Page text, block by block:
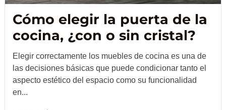
Cómo elegir la puerta de la
cocina, ¿con o sin cristal?
Elegir correctamente los muebles de cocina es una de
las decisiones básicas que puede condicionar tanto el
aspecto estético del espacio como su funcionalidad
en...